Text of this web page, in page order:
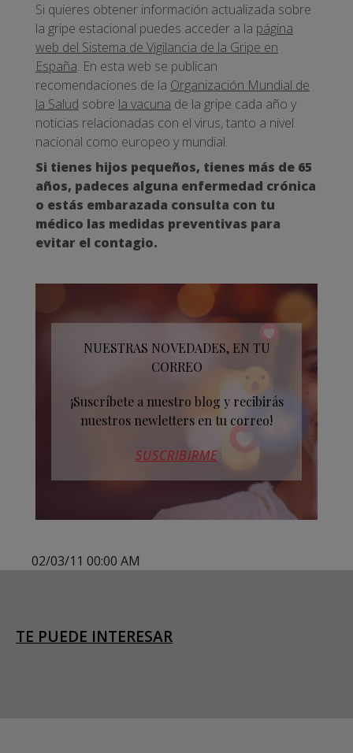
Si quieres obtener información actualizada sobre
la gripe estacional puedes acceder a la página
web del Sistema de Vigilancia de la Gripe en
España. En esta web se publican
recomendaciones de la Organización Mundial de
la Salud sobre la vacuna de la gripe cada año y
noticias relacionadas con el virus, tanto a nivel
nacional como europeo y mundial.
Si tienes hijos pequeños, tienes más de 65
años, padeces alguna enfermedad crónica
o estás embarazada consulta con tu
médico las medidas preventivas para
evitar el contagio.
NUESTRAS NOVEDADES, EN TU
CORREO
¡Suscríbete a nuestro blog y recibirás
nuestros newletters en tu correo!
SUSCRIBIRME
02/03/11 00:00 AM
TE PUEDE INTERESAR